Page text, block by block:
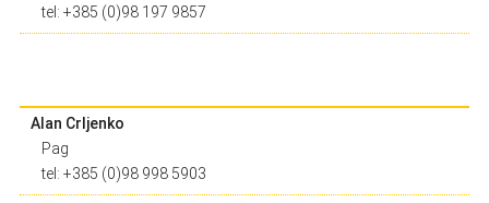
tel: +385 (0)98 197 9857
Alan Crljenko
Pag
tel: +385 (0)98 998 5903